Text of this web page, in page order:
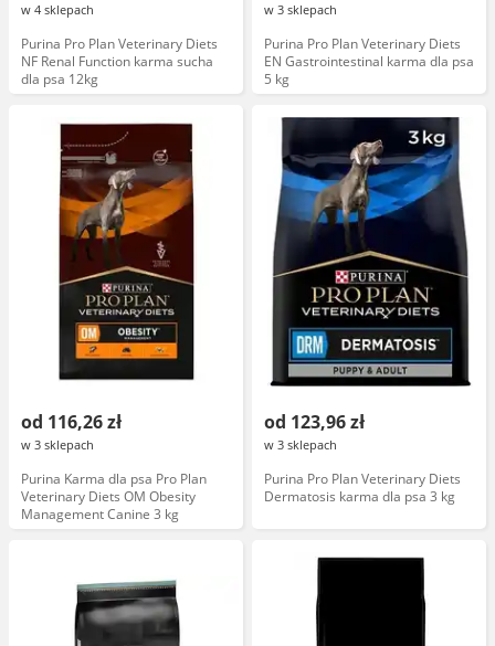
w 4 sklepach
Purina Pro Plan Veterinary Diets
NF Renal Function karma sucha
dla psa 12kg
w 3 sklepach
Purina Pro Plan Veterinary Diets
EN Gastrointestinal karma dla psa
5 kg
od 116,26 zł
w 3 sklepach
Purina Karma dla psa Pro Plan
Veterinary Diets OM Obesity
Management Canine 3 kg
od 123,96 zł
w 3 sklepach
Purina Pro Plan Veterinary Diets
Dermatosis karma dla psa 3 kg